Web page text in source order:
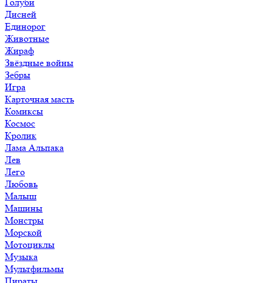
Дисней
Единорог
Животные
Жираф
Звёздные войны
Зебры
Игра
Карточная масть
Комиксы
Космос
Кролик
Лама Альпака
Лев
Лего
Любовь
Малыш
Машины
Монстры
Морской
Мотоциклы
Музыка
Мультфильмы